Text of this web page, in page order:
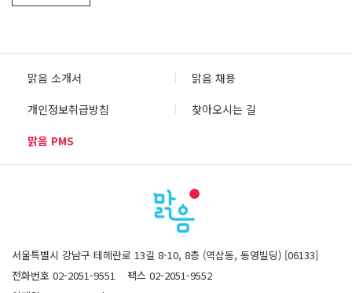
맑음 소개서
맑음 채용
개인정보취급방침
찾아오시는 길
맑음 PMS
서울특별시 강남구 테헤란로 13길 8-10, 8층 (역삼동, 동영빌딩) [06133]
전화번호 02-2051-9551
팩스 02-2051-9552